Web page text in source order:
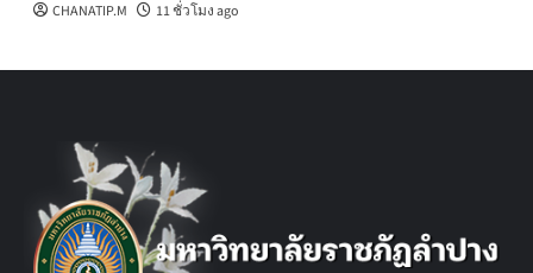
CHANATIP.M 11 ชั่วโมง ago